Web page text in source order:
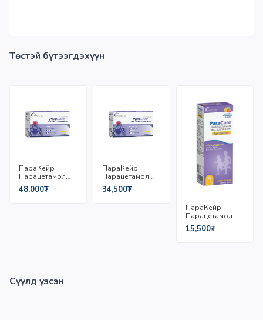
Төстэй бүтээгдэхүүн
ПараКейр
Парацетамол
500мг/Капсул
№10
48,000₮
ПараКейр
Парацетамол
250мг/Капсул
№10
34,500₮
ПараКейр
Парацетамол
125мг/Сироп
5мл/100мл
15,500₮
Сүүлд үзсэн